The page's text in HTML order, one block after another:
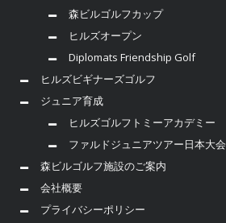
森ビルゴルフカップ
ヒルズオープン
Diplomats Friendship Golf
ヒルズビギナーズゴルフ
ジュニア育成
ヒルズゴルフトミーアカデミー
ファルドジュニアツアー日本大会
森ビルゴルフ施設のご案内
会社概要
プライバシーポリシー